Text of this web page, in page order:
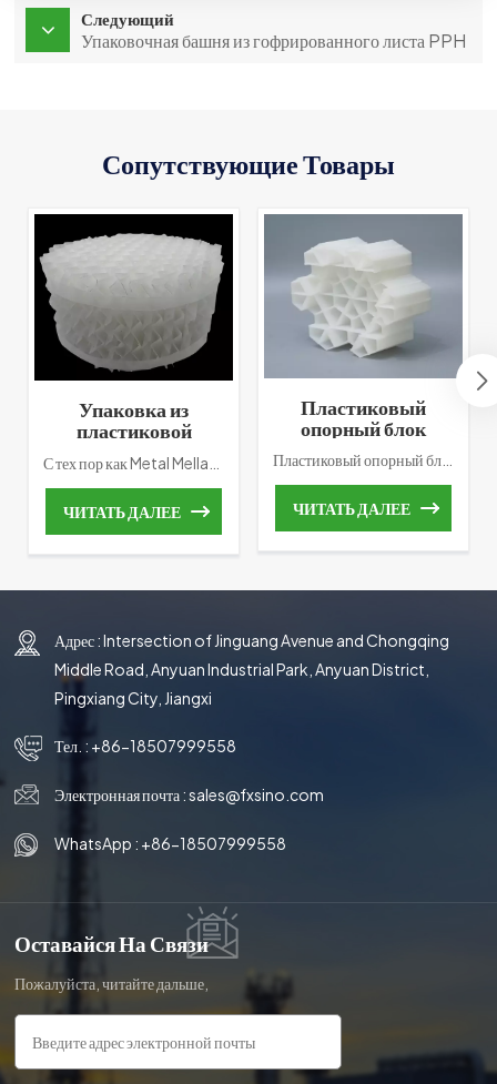
Следующий
Упаковочная башня из гофрированного листа PPH
Сопутствующие Товары
Упаковка из
пластиковой
гофрированной
пластины Tower
Packing
ЧИТАТЬ ДАЛЕЕ
Пластиковый
опорный блок
сотовой формы Пластиковый опорный блок сотовой формы Изготовлен из синтетического пластика методом литья под давлением. Формулу можно корректировать в зависимости от к различным условиям работы для достижения наилучшего эффекта. Он полностью заменяет обычно используемую легкую керамическую набивку. до. Разработанный нами пластиковый опорный блок сотовой формы может использоваться многократно, имеет большую удельную поверхность. и большая вентиляционная способность, а ее эффективность вдвое выше, чем у легкого фарфора. Особенно в процессе обслуживания, легкая керамическая упаковка становится твердым мусором, с которым сложно справиться. Но пластиковый опорный блок сотовой формы может быть повторно используются в качестве возобновляемых ресурсов, что обеспечивает защиту окружающей среды и энергосбережение. Через долгосрочное испытание коксования Башня десульфурации. Доказано, что пластиковый опорный блок сотовой формы обладает сильной антиблокирующей способностью и превосходными Эффект разделения и очистки.
ЧИТАТЬ ДАЛЕЕ
Адрес : Intersection of Jinguang Avenue and Chongqing
Middle Road, Anyuan Industrial Park, Anyuan District,
Pingxiang City, Jiangxi
Тел. : +86-18507999558
Электронная почта :sales@fxsino.com
WhatsApp : +86-18507999558
Оставайся На Связи
Пожалуйста, читайте дальше,
оставайтесь в курсе,
подписывайтесь, и мы будем рады,
если вы поделитесь с нами своим